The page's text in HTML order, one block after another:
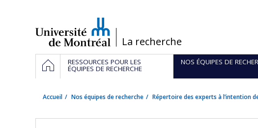
/La recherche
Navigation
principale
ACCUEILRESSOURCES POUR LES
ÉQUIPES DE RECHERCHE
NOS ÉQUIPES DE
Accueil Nos équipes de recherche Répertoire des experts à l’intention